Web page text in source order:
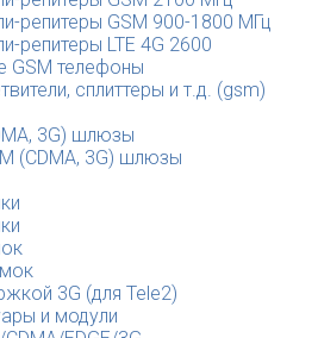
репитеры GSM 900-1800 МГц
репитеры LTE 4G 2600
GSM телефоны
сплиттеры и т.д. (gsm)
3G) шлюзы
(CDMA, 3G) шлюзы
3G (для Tele2)
и модули